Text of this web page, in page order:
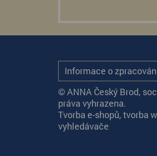
Informace o
© ANNA Český Brod,
práva vyhrazena.
Tvorba e-shopů,tvorba
vyhledávače